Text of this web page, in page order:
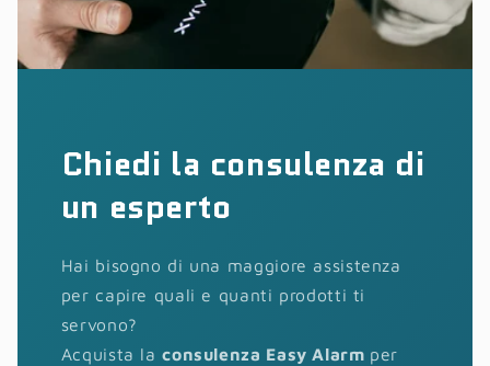
Chiedi la consulenza di
un esperto
Hai bisogno di una maggiore assistenza
per capire quali e quanti prodotti ti
servono?
Acquista laconsulenza Easy Alarm per